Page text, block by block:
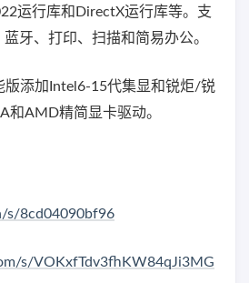
运行库和DirectX运行库等。支
牙、打印、扫描和简易办公。
版添加Intel6-15代集显和锐炬/锐
和AMD精简显卡驱动。
s/8cd04090bf96
s/VOKxfTdv3fhKW84qJi3MG